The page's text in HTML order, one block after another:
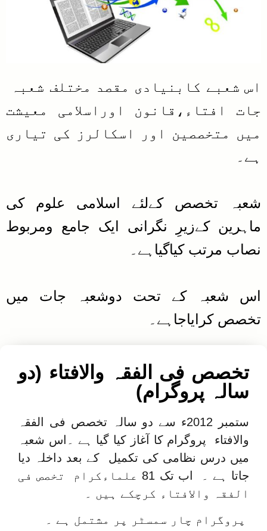
اس شعبے کابنیادی مقصد مختلف شعبہ
جات افتاء،قانون اوراسلامی معیشت
میں متخصصین اور اسکالرز کی تیاری
ہے۔
شعبہ تخصص کےلئے اسلامی علوم کی
ماہرین کےزیرِ نگرانی ایک جامع ومربوط
نصاب مرتب کیاگیاہے۔
اس شعبہ کے تحت دوشعبہ جات میں
تخصص کرایاجاہے۔
تخصص فی الفقہ والافتاء (دو
سالہ پروگرام)
ستمبر 2012ء سے دو سالہ تخصص فی الفقہ
والافتاء پروگرام کا آغاز کیا گیا ہے ۔اس شعبہ
میں درس نظامی کی تکمیل کے بعد داخلہ دیا
جاتا ہے ۔ اب تک 81 علماءکرام تخصص فی
الفقہ والافتاء کرچکے ہیں ۔
پروگرام چار سمسٹر پر مشتمل ہے ۔